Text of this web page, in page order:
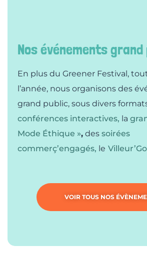
Nos événements grand
En plus du Greener Festival,
l’année, nous organisons des
grand public, sous divers
conférences interactives, la
Mode Éthique », des soirées
commerç’engagés, le
VOIR TOUS NOS